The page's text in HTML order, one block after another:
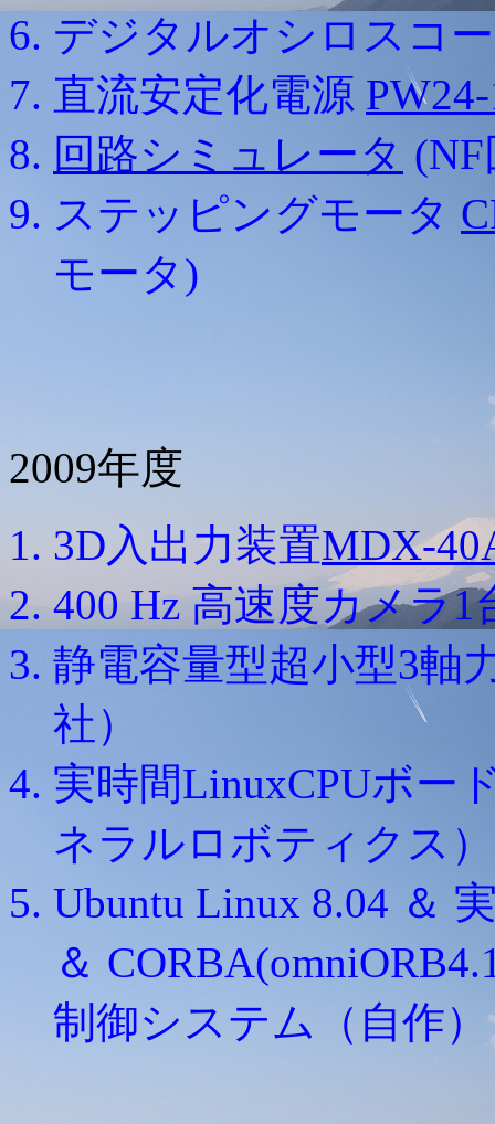
デジタルオシロスコ
直流安定化電源
回路シミュレータ
ステッピングモータ
モータ)
2009年度
3D入出力装置MDX-
400 Hz 高速度カメラ
静電容量型超小型3軸
社）
実時間LinuxCPUボー
ネラルロボティクス）
Ubuntu Linux 8.04 ＆
＆
制御システム（自作）